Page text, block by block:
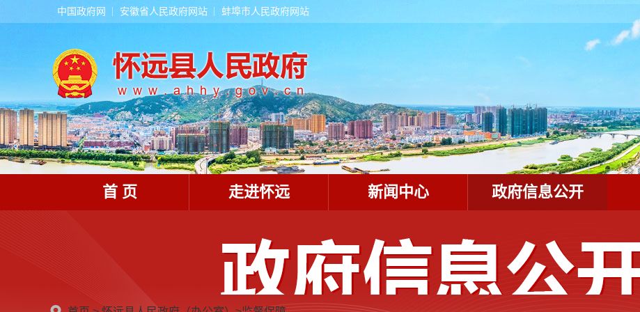
中国政府网 安徽省人民政府网站 蚌埠市人民政府网站
首 页 走进怀远 新闻中心 政府信息公开